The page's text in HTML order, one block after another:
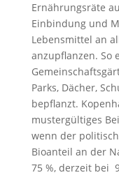
Ernährungsräte
Einbindung und
Lebensmittel an
anzupflanzen. So
Parks, Dächer,
bepflanzt.
mustergültiges
wenn der
Bioanteil an der
75 %, derzeit bei